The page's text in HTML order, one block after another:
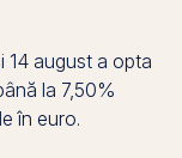
14 august a opta
la 7,50%
în euro.